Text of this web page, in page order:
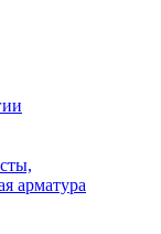
арматура